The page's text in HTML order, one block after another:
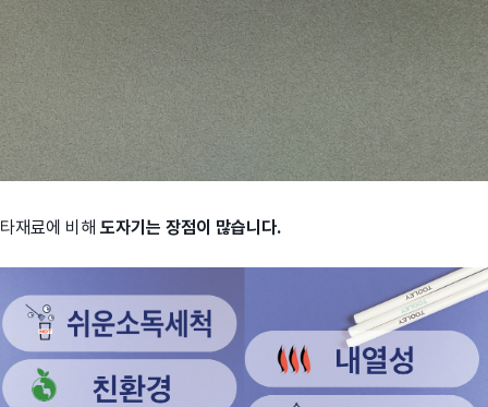
타재료에 비해 도자기는 장점이 많습니다.